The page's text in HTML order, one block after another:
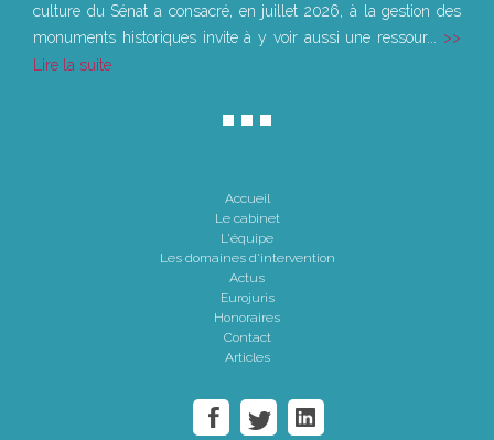
culture du Sénat a consacré, en juillet 2026, à la gestion des
monuments historiques invite à y voir aussi une ressour...
Lire la suite
Accueil
Le cabinet
L'équipe
Les domaines d'intervention
Actus
Eurojuris
Honoraires
Contact
Articles